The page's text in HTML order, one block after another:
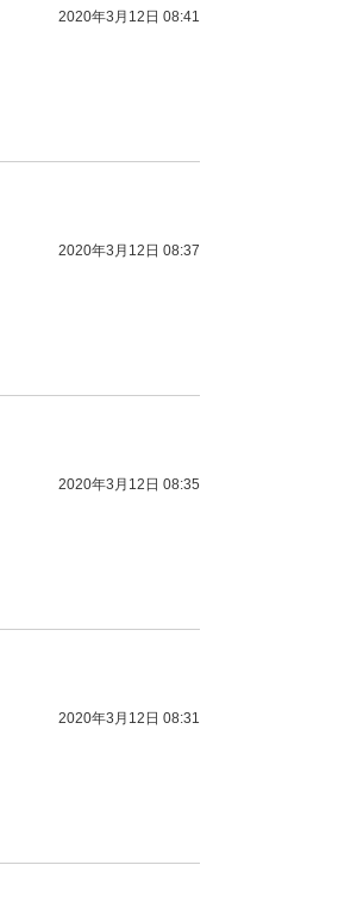
2020年3月12日 08:41
2020年3月12日 08:37
2020年3月12日 08:35
2020年3月12日 08:31